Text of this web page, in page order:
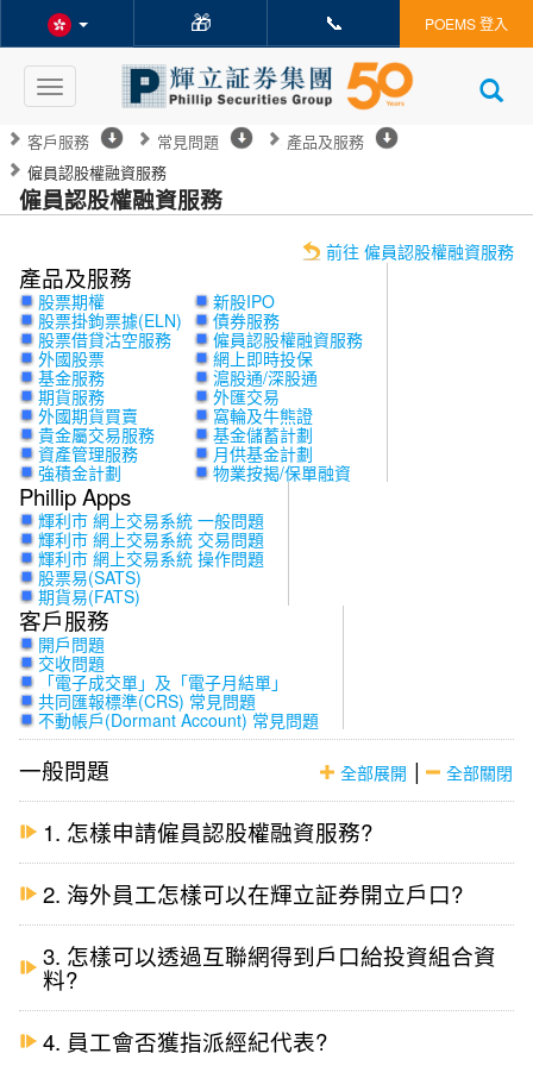
🎁 📞 POEMS 登入
Toggle
navigation
客戶服務 常見問題
產品及服務
僱員認股權融資服務
僱員認股權融資服務
前往 僱員認股權融資服務
產品及服務
股票期權
股票掛鉤票據(ELN)
股票借貸沽空服務
外國股票
基金服務
期貨服務
外國期貨買賣
貴金屬交易服務
資產管理服務
強積金計劃
新股IPO
債券服務
僱員認股權融資服務
網上即時投保
滬股通/深股通
外匯交易
窩輪及牛熊證
基金儲蓄計劃
月供基金計劃
物業按揭/保單融資
Phillip Apps
輝利市 網上交易系統 一般問題
輝利市 網上交易系統 交易問題
輝利市 網上交易系統 操作問題
股票易(SATS)
期貨易(FATS)
客戶服務
開戶問題
交收問題
「電子成交單」及「電子月結單」
共同匯報標準(CRS) 常見問題
不動帳戶(Dormant Account) 常見問題
全部展開 | 全部關閉
一般問題
1. 怎樣申請僱員認股權融資服務?
2. 海外員工怎樣可以在輝立証券開立戶口?
3. 怎樣可以透過互聯網得到戶口給投資組合資
料?
4. 員工會否獲指派經紀代表?